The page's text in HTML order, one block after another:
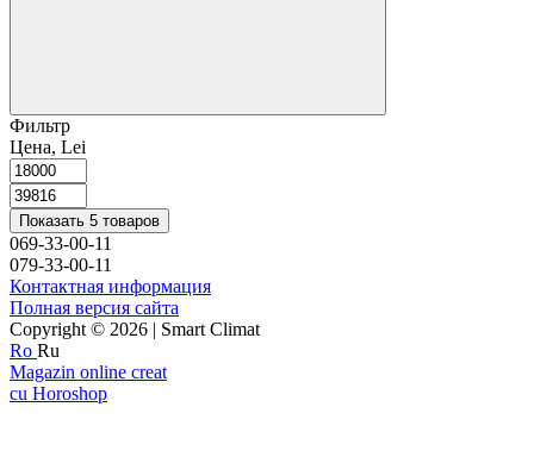
Фильтр
Цена, Lei
Показать 5 товаров
069-33-00-11
079-33-00-11
Контактная информация
Полная версия сайта
Copyright © 2026 | Smart Climat
Ro Ru
Magazin online creat
cu Horoshop